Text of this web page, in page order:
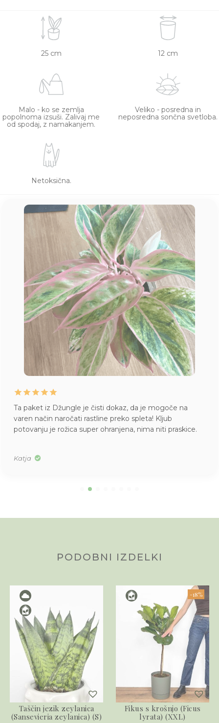
25 cm 12 cm
Malo - ko se zemlja
popolnoma izsuši. Zalivaj me
od spodaj, z namakanjem.
Veliko - posredna in
neposredna sončna svetloba.
Netoksična.
Ta paket iz Džungle je čisti dokaz, da je mogoče na
varen način naročati rastline preko spleta! Kljub
potovanju je rožica super ohranjena, nima niti praskice.
Katja
PODOBNI IZDELKI
Taščin jezik zeylanica
(Sansevieria zeylanica) (S)
-18%
Fikus s krošnjo (Ficus
lyrata) (XXL)